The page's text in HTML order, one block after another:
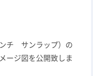
チ サンラップ）の
ージ図を公開致しま